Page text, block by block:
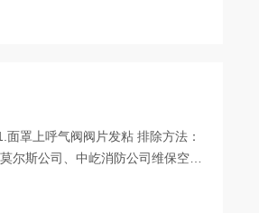
公司、中屹消防公司